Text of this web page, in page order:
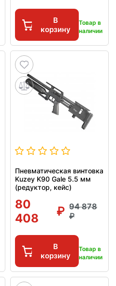
В
корзину
Товар в
наличии
Пневматическая винтовка
Kuzey K90 Gale 5.5 мм
(редуктор, кейс)
80
408
94 878
В
корзину
Товар в
наличии